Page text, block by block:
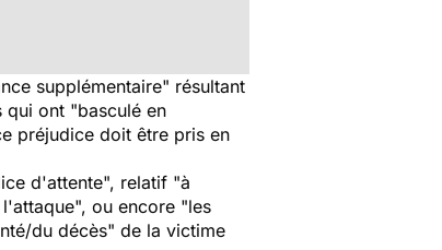
supplémentaire" résultant
qui ont "basculé en
préjudice doit être pris en
d'attente", relatif "à
ou encore "les
du décès" de la victime